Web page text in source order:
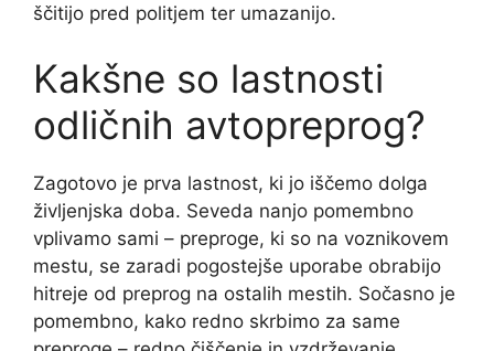
ščitijo pred politjem ter umazanijo.
Kakšne so lastnosti
odličnih avtopreprog?
Zagotovo je prva lastnost, ki jo iščemo dolga
življenjska doba. Seveda nanjo pomembno
vplivamo sami – preproge, ki so na voznikovem
mestu, se zaradi pogostejše uporabe obrabijo
hitreje od preprog na ostalih mestih. Sočasno je
pomembno, kako redno skrbimo za same